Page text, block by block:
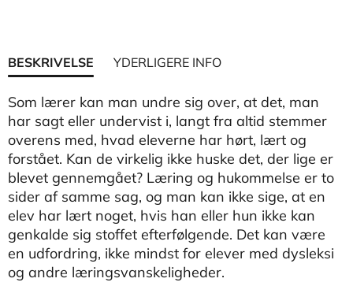
BESKRIVELSE YDERLIGERE INFO
Som lærer kan man undre sig over, at det, man
har sagt eller undervist i, langt fra altid stemmer
overens med, hvad eleverne har hørt, lært og
forstået. Kan de virkelig ikke huske det, der lige er
blevet gennemgået? Læring og hukommelse er to
sider af samme sag, og man kan ikke sige, at en
elev har lært noget, hvis han eller hun ikke kan
genkalde sig stoffet efterfølgende. Det kan være
en udfordring, ikke mindst for elever med dysleksi
og andre læringsvanskeligheder.